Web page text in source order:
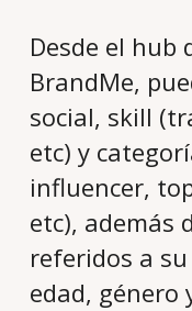
Desde el hub
BrandMe,
social, skill
etc) y
influencer,
etc), además
referidos a
edad, género